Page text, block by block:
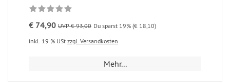
€ 74,90 UVP € 93,00 Du sparst 19% (€ 18,10)
inkl. 19 % USt zzgl. Versandkosten
Mehr...